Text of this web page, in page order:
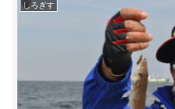
しろぎす